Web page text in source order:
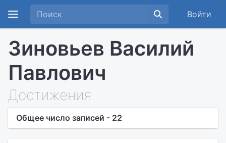
Войти
Зиновьев Василий
Павлович
Достижения
Общее число записей - 22